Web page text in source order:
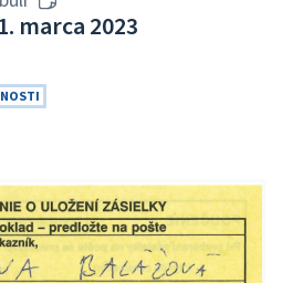
marca 2023